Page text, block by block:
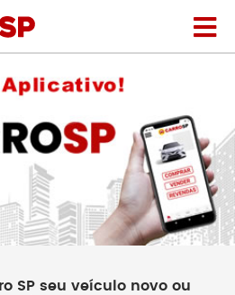
SP seu veículo novo ou